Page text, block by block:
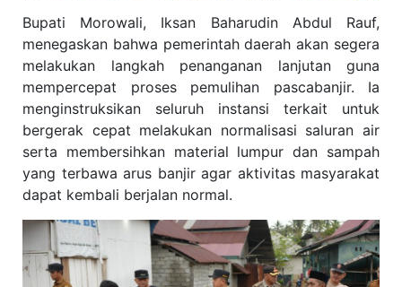
Bupati Morowali, Iksan Baharudin Abdul Rauf,
menegaskan bahwa pemerintah daerah akan segera
melakukan langkah penanganan lanjutan guna
mempercepat proses pemulihan pascabanjir. Ia
menginstruksikan seluruh instansi terkait untuk
bergerak cepat melakukan normalisasi saluran air
serta membersihkan material lumpur dan sampah
yang terbawa arus banjir agar aktivitas masyarakat
dapat kembali berjalan normal.